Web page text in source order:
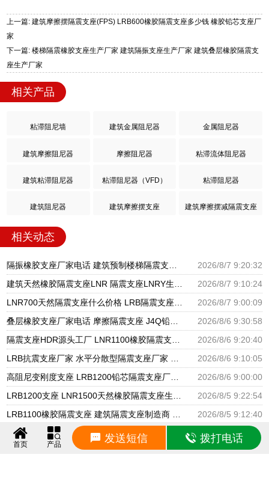
上一篇: 建筑摩擦摆隔震支座(FPS) LRB600橡胶隔震支座多少钱 橡胶铅芯支座厂
家
下一篇: 楼梯隔震橡胶支座生产厂家 建筑隔振支座生产厂家 建筑叠层橡胶隔震支
座生产厂家
相关产品
粘滞阻尼墙 建筑金属阻尼器 金属阻尼器
建筑摩擦阻尼器 摩擦阻尼器 粘滞流体阻尼器
建筑粘滞阻尼器 粘滞阻尼器（VFD） 粘滞阻尼器
建筑阻尼器 建筑摩擦摆支座 建筑摩擦摆减隔震支座
相关动态
隔振橡胶支座厂家电话 建筑预制楼梯隔震支座源头工厂 LNR800天然隔震支座多少钱
2026/8/7 9:20:32
建筑天然橡胶隔震支座LNR 隔震支座LNRY生产厂家 高阻尼HDR橡胶隔震支座厂家
2026/8/7 9:10:24
LNR700天然隔震支座什么价格 LRB隔震支座800(II型)源头工厂 建筑减震支座生产厂家
2026/8/7 9:00:09
叠层橡胶支座厂家电话 摩擦隔震支座 J4Q铅芯橡胶隔震支座厂家
2026/8/6 9:30:58
隔震支座HDR源头工厂 LNR1100橡胶隔震支座生产加工 橡胶隔震支座哪里便宜
2026/8/6 9:20:40
LRB抗震支座厂家 水平分散型隔震支座厂家 建筑隔震支座橡胶隔震支座
2026/8/6 9:10:05
高阻尼变刚度支座 LRB1200铅芯隔震支座厂家电话 LNR600建筑隔震支座厂家电话
2026/8/6 9:00:00
LRB1200支座 LNR1500天然橡胶隔震支座生产厂家 LRB900铅芯隔震支座多少钱
2026/8/5 9:22:54
LRB1100橡胶隔震支座 建筑隔震支座制造商 天然橡胶隔震支座LNR900厂家
2026/8/5 9:12:40
2026/8/5 9:00:56
LNR天然橡胶支座多少钱 橡胶隔震支座1型生产厂家 建筑楼梯减震支座生产厂家
2026/8/4 9:21:15
首页 产品 发送短信 拨打电话